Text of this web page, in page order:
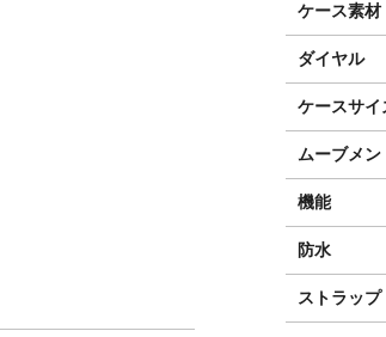
ケース素材
ダイヤル
ケースサイ
ムーブメン
機能
防水
ストラップ